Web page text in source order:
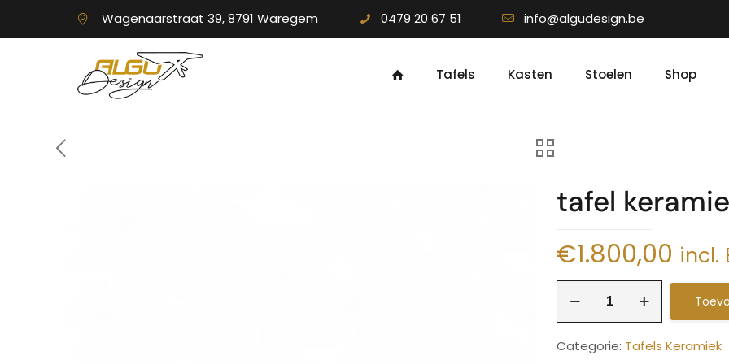
Wagenaarstraat 39, 8791 Waregem 0479 20 67 51 info@algudesign.be
Tafels Kasten Stoelen Shop
tafel
€1.800,00 incl.
Categorie: Tafels Keramiek